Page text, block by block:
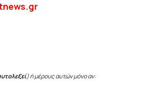
) ή μέρους αυτών μόνο αν: